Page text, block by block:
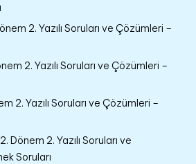
2. Yazılı Soruları ve Çözümleri –
2. Yazılı Soruları ve Çözümleri –
2. Yazılı Soruları ve Çözümleri –
Dönem 2. Yazılı Soruları ve
Soruları